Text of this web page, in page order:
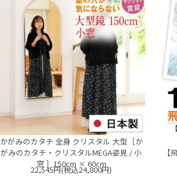
かがみのカタチ 全身 クリスタル 大型［か
がみのカタチ・クリスタルMEGA姿見 / 小
窓 ］150cm × 60cm
22,545円(税込24,800円)
【